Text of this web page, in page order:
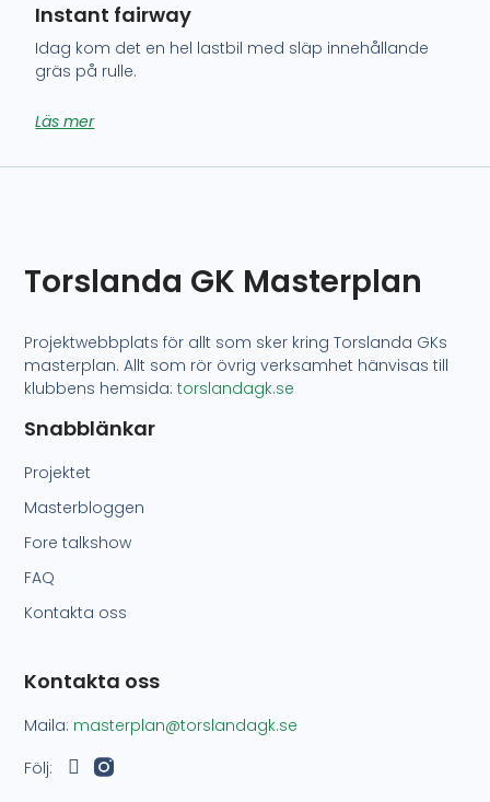
Instant fairway
Idag kom det en hel lastbil med släp innehållande
gräs på rulle.
Läs mer
Torslanda GK Masterplan
Projektwebbplats för allt som sker kring Torslanda GKs
masterplan. Allt som rör övrig verksamhet hänvisas till
klubbens hemsida:torslandagk.se
Snabblänkar
Projektet
Masterbloggen
Fore talkshow
FAQ
Kontakta oss
Kontakta oss
Maila: masterplan@torslandagk.se
Följ: